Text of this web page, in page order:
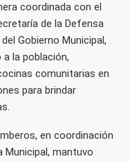
coordinada con el
de la Defensa
Gobierno Municipal,
la población,
comunitarias en
para brindar
en coordinación
Municipal, mantuvo